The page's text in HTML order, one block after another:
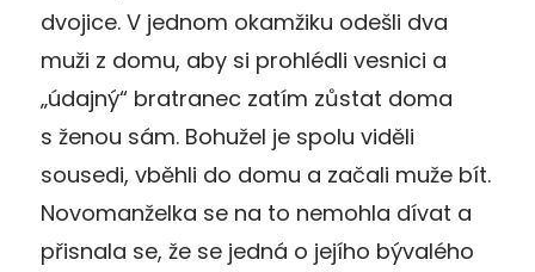
dvojice. V jednom okamžiku odešli dva
muži z domu, aby si prohlédli vesnici a
„údajný“ bratranec zatím zůstat doma
s ženou sám. Bohužel je spolu viděli
sousedi, vběhli do domu a začali muže bít.
Novomanželka se na to nemohla dívat a
přisnala se, že se jedná o jejího bývalého